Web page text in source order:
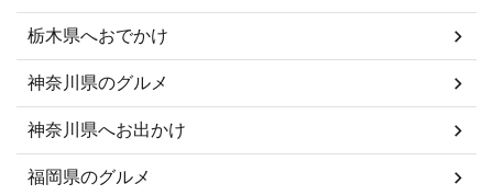
栃木県へおでかけ
神奈川県のグルメ
神奈川県へお出かけ
福岡県のグルメ